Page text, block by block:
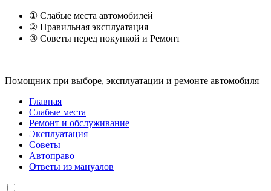
① Слабые места автомобилей
② Правильная эксплуатация
③ Советы перед покупкой и Ремонт
Помощник при выборе, эксплуатации и ремонте автомобиля
Главная
Слабые места
Ремонт и обслуживание
Эксплуатация
Советы
Автоправо
Ответы из мануалов